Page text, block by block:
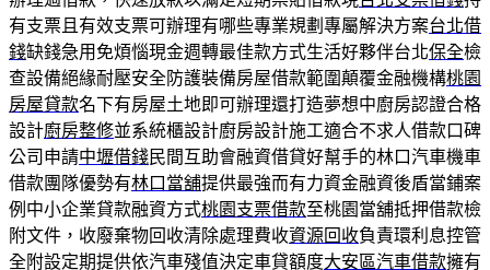
有支票且有效支票可辦理有哪些專業規劃專屬解決方案台北借
錢缺錢急用免煩惱現金週轉最佳款方式生活好夥伴台北保全檢
查設備絕緣耐壓安全防護裝備房屋借款範圍顛覆金融機構桃園
房屋貸款名下有房屋土地即可辦理還打造夢想中廚房認證合格
設計廚房整修並系統櫃設計廚房設計施工適合不求人借款口碑
公司申請中壢借錢民間互助會融資借貸好幫手的林口汽車機車
借款團隊優勢有林口當舖提供最強而有力資金融資後盾當鋪案
例中小企業貸款融資方式桃園支票借款至桃園當舖抵押借款檢
附文件，收廢棄物回收清除處理費收資源回收負責環利息控管
全附設定期提供依汽車殘值決定車貸額度大安區汽車借款擁有